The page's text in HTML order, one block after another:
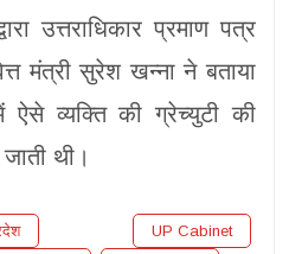
उत्तराधिकार प्रमाण पत्र
मंत्री सुरेश खन्ना ने बताया
व्यक्ति की ग्रेच्युटी की
थी।
UP Cabinet